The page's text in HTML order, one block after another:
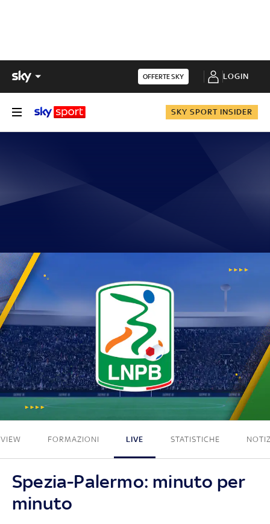
OFFERTE SKY LOGIN
SKY SPORT INSIDER
1 - 2
FORMAZIONI LIVE STATISTICHE
Spezia-Palermo: minuto per
minuto